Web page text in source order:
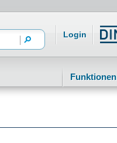
Login
Funktionen